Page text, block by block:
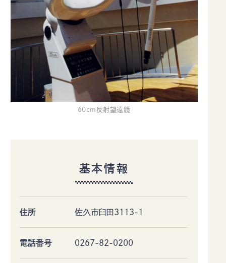
60cm反射望遠鏡
基本情報
住所 佐久市臼田3113-1
電話番号 0267-82-0200